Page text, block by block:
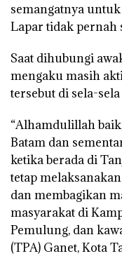
semangatnya
Lapar tidak pernah
Saat dihubungi
mengaku masih
tersebut di sela-
“Alhamdulillah
Batam dan
ketika berada di
tetap
dan membagikan
masyarakat di
Pemulung, dan
(TPA) Ganet, Kota